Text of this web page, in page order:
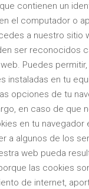
contienen un
el computador o
a nuestro sitio
ser reconocidos
Puedes
instaladas en tu
opciones de tu
en caso de que
en tu navegador
a algunos de los
web pueda
las cookies
de internet,